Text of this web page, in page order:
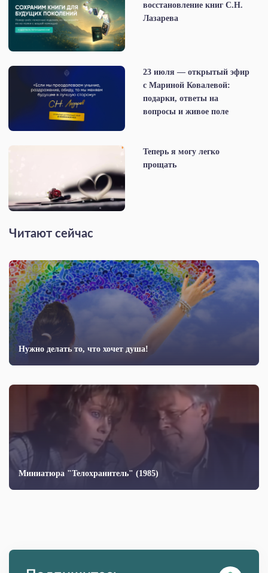
восстановление книг С.Н.
Лазарева
23 июля — открытый эфир
с Мариной Ковалевой:
подарки, ответы на
вопросы и живое поле
Теперь я могу легко
прощать
Читают сейчас
Нужно делать то, что хочет душа!
Миниатюра "Телохранитель" (1985)